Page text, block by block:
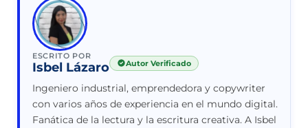
ESCRITO POR
Isbel Lázaro Autor Verificado
Ingeniero industrial, emprendedora y copywriter
con varios años de experiencia en el mundo digital.
Fanática de la lectura y la escritura creativa. A Isbel